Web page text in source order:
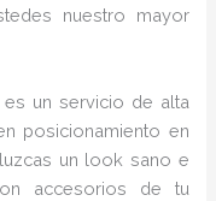
nuestro mayor
es un servicio de alta
posicionamiento en
un look sano e
accesorios de tu